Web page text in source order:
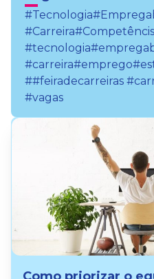
#Tecnologia
#Carreira
#tecnologia
#carreira#emprego
##feiradecarreiras
#vagas